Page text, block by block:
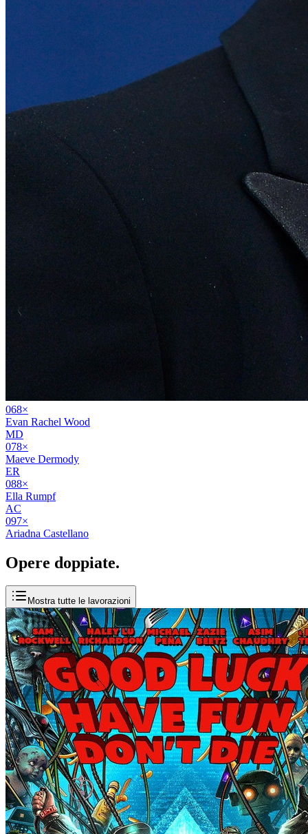
068×
Evan Rachel Wood
MD
078×
Maeve Dermody
ER
088×
Ella Rumpf
AC
097×
Ariadna Castellano
Opere doppiate.
Mostra tutte le lavorazioni